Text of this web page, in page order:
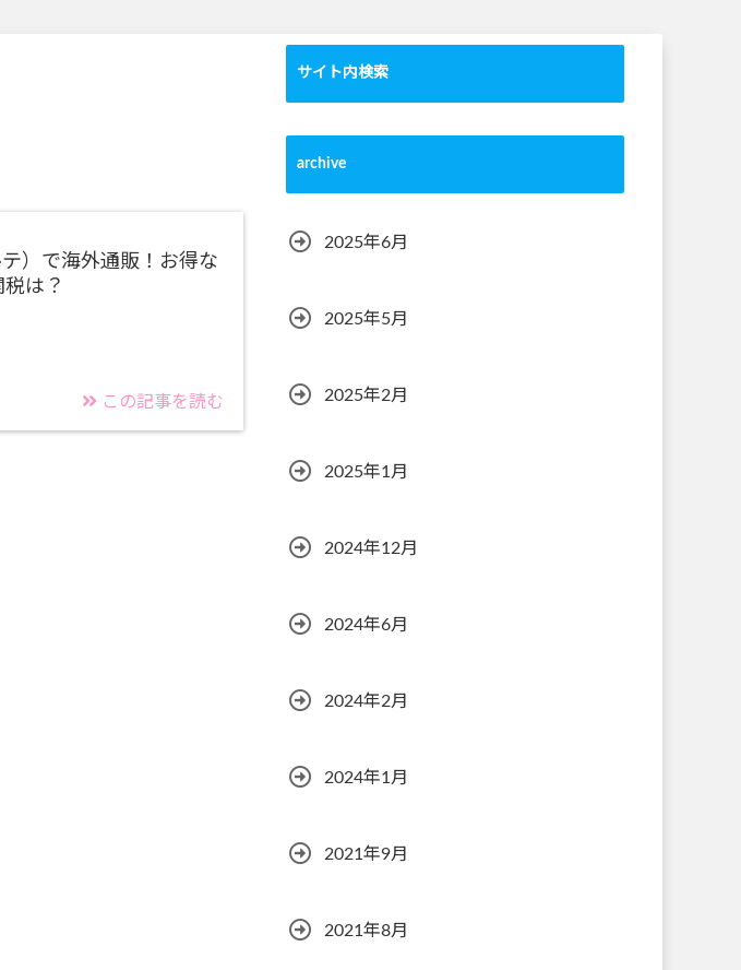
）で海外通販！お得な
は？
この記事を読む
サイト内検索
archive
2025年6月
2025年5月
2025年2月
2025年1月
2024年12月
2024年6月
2024年2月
2024年1月
2021年9月
2021年8月